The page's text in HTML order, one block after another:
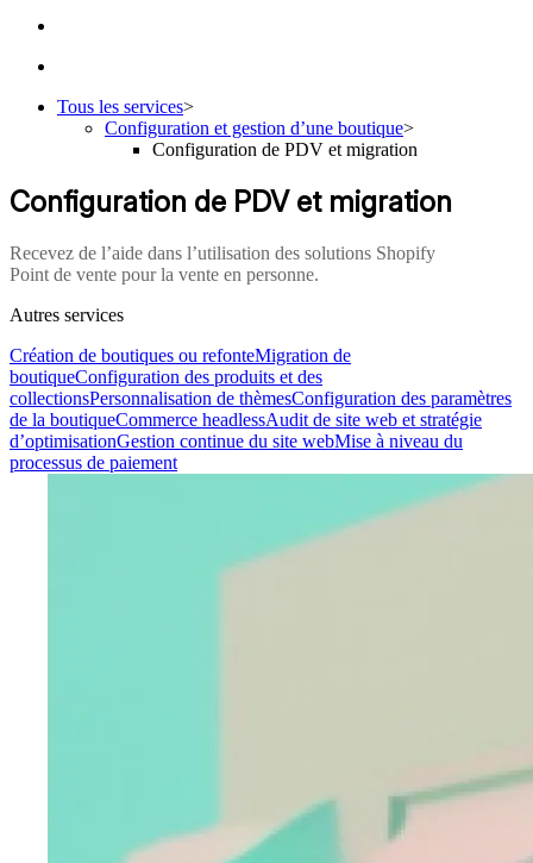
Tous les services>
Configuration et gestion d’une boutique>
Configuration de PDV et migration
Configuration de PDV et migration
Recevez de l’aide dans l’utilisation des solutions Shopify
Point de vente pour la vente en personne.
Autres services
Création de boutiques ou refonteMigration de
boutiqueConfiguration des produits et des
collectionsPersonnalisation de thèmesConfiguration des paramètres
de la boutiqueCommerce headlessAudit de site web et stratégie
d’optimisationGestion continue du site webMise à niveau du
processus de paiement